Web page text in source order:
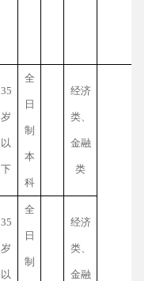
35
岁
以
下
全
日
制
本
科
经济
类、
金融
类
35
岁
以
全
日
制
经济
类、
金融